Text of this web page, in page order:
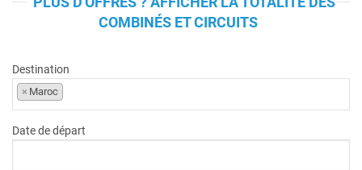
COMBINÉS ET CIRCUITS
Destination
× Maroc
Date de départ